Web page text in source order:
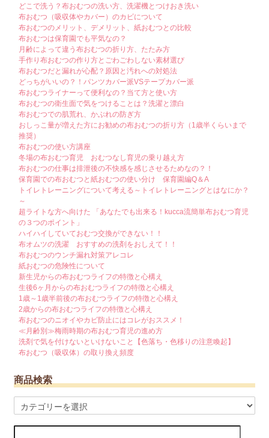
どこで洗う？布おむつの洗い方、洗濯機とつけおき洗い
布おむつ（吸収体やカバー）のカビについて
布おむつのメリット、デメリット、紙おむつとの比較
布おむつは保育園でも平気なの？
月齢によって違う布おむつの折り方、たたみ方
手作り布おむつの作り方とごわごわしない素材選び
布おむつだと漏れが心配？原因と汚れへの対処法
どっちがいいの？！パンツカバー派VSテープカバー派
布おむつライナーって便利なの？当て方と使い方
布おむつの衛生面で気をつけることは？洗濯と漂白
布おむつでの肌荒れ、かぶれの防ぎ方
おしっこ量が増えた方にお勧めの布おむつの折り方（1歳半くらいまで
推奨）
布おむつの使い方講座
冬場の布おむつ育児 おむつなし育児の乗り越え方
布おむつの仕事は排泄後の不快感を感じさせるためなの？！
保育園での布おむつと紙おむつの使い分け 保育園編Q＆A
トイレトレーニングについて考える～トイレトレーニングとはなにか？
～
超ライトな方へ向けた 「あなたでも出来る！kucca流簡単布おむつ育児
の３つのポイント」
ハイハイしていておむつ交換ができない！！
布オムツの洗濯 おすすめの洗剤をおしえて！！
布おむつのウンチ漏れ対策アレコレ
紙おむつの危険性について
新生児からの布おむつライフの特徴と心構え
生後6ヶ月からの布おむつライフの特徴と心構え
1歳～1歳半前後の布おむつライフの特徴と心構え
2歳からの布おむつライフの特徴と心構え
布おむつのニオイやカビ防止にはコレがおススメ！
≪月齢別≫梅雨時期の布おむつ育児の進め方
洗剤で気を付けないといけないこと【色落ち・色移りの注意喚起】
布おむつ（吸収体）の取り換え頻度
商品検索